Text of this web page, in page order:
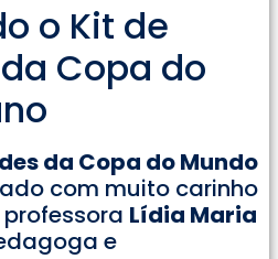
o Kit de
Copa do
da Copa do Mundo
com muito carinho
Lídia Maria
e